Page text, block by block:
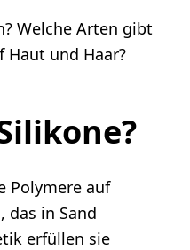
Welche Arten gibt
Haut und Haar?
Polymere auf
das in Sand
erfüllen sie